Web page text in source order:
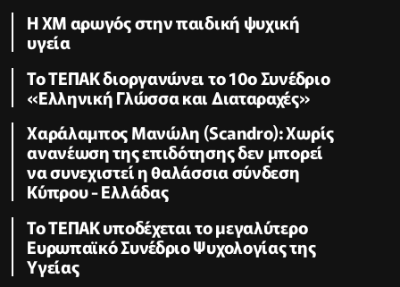
Η XM αρωγός στην παιδική ψυχική
υγεία
Το ΤΕΠΑΚ διοργανώνει το 10ο Συνέδριο
«Ελληνική Γλώσσα και Διαταραχές»
Χαράλαμπος Μανώλη (Scandro): Χωρίς
ανανέωση της επιδότησης δεν μπορεί
να συνεχιστεί η θαλάσσια σύνδεση
Κύπρου - Ελλάδας
Το ΤΕΠΑΚ υποδέχεται το μεγαλύτερο
Ευρωπαϊκό Συνέδριο Ψυχολογίας της
Υγείας